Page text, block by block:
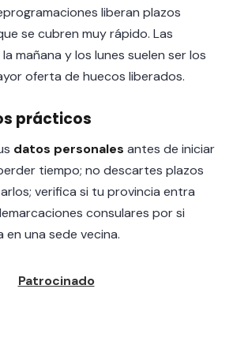
liberan plazos
se cubren muy rápido. Las
mañana y los lunes suelen ser los
oferta de huecos liberados.
prácticos
datos personales antes de iniciar
tiempo; no descartes plazos
verifica si tu provincia entra
consulares por si
una sede vecina.